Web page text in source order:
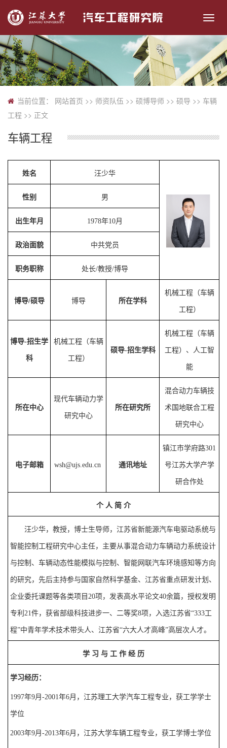
切
换
导
航
当前位置： 网站首页 >> 师资队伍 >> 硕博导师 >> 硕导 >> 车辆
工程 >> 正文
车辆工程
姓名 汪少华
性别 男
出生年月 1978年10月
政治面貌 中共党员
职务职称 处长/教授/博导
博导/硕导 博导 所在学科
机械工程（车辆
工程）
博导-招生学
科
机械工程（车辆
工程）
硕导-招生学科
机械工程（车辆
工程）、人工智
能
所在中心
现代车辆动力学
研究中心
所在研究所
混合动力车辆技
术国地联合工程
研究中心
电子邮箱 wsh@ujs.edu.cn 通讯地址
镇江市学府路301
号江苏大学产学
研合作处
个 人 简 介
汪少华，教授，博士生导师， 江苏省新能源汽车电驱动系统与
智能控制工程研究中心主任， 主要从事混合动力车辆动力系统设计
与控制、 车辆动态性能模拟与控制 、 智能网联汽车环境感知等方向
的研究，先后主持参与 国家自然科学基金、 江苏省重点研发计划、
企业委托课题等各类项目 20项，发表高水平论文40余篇，授权发明
专利 21件，获省部级科技进步一、 二等奖8项 ， 入选江苏省“333工
程”中青年学术技术带头人、 江苏省“六大人才高峰”高层次人才。
学 习 与 工 作 经 历
学习经历：
1997年9月 -2001年6月 ， 江苏理工大学汽车工程专业，获工学学士
学位
2003年9月 -2013年6月， 江苏大学车辆工程专业，获工学博士学位